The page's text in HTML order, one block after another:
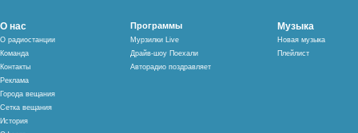
О нас
О радиостанции
Команда
Контакты
Реклама
Города вещания
Сетка вещания
История
Программы
Мурзилки Live
Драйв-шоу Поехали
Авторадио поздравляет
Музыка
Новая музыка
Плейлист